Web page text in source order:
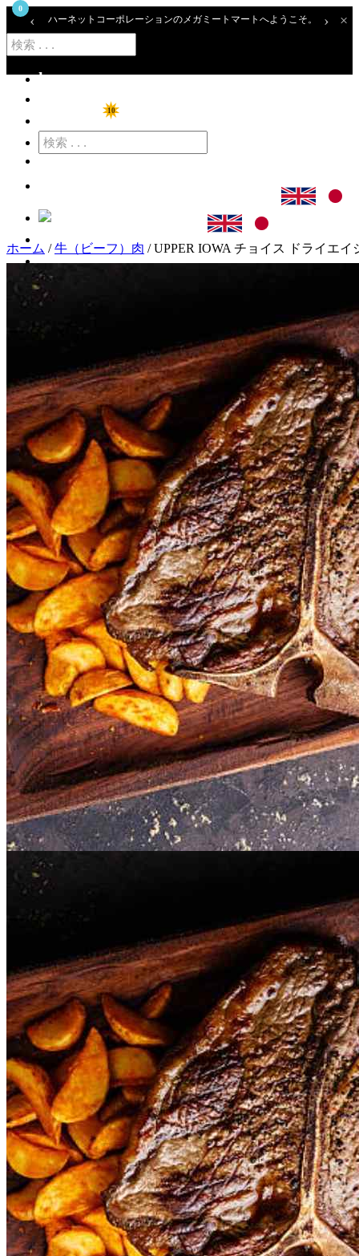
‹ ハーネットコーポレーションのメガミートマートへようこそ。 › ×
home
10
0
ログイン
アカウント登録
ホーム /牛（ビーフ）肉 / UPPER IOWA チョイス ドライエイ